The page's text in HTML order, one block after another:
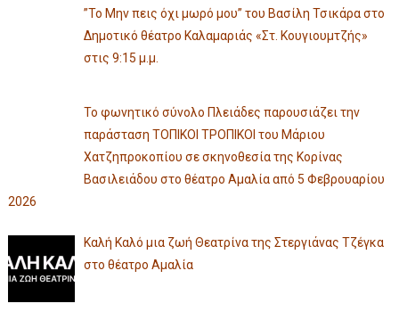
”Το Μην πεις όχι μωρό μου” του Βασίλη Τσικάρα στο
Δημοτικό θέατρο Καλαμαριάς «Στ. Κουγιουμτζής»
στις 9:15 μ.μ.
Το φωνητικό σύνολο Πλειάδες παρουσιάζει την
παράσταση ΤΟΠΙΚΟΙ ΤΡΟΠΙΚΟΙ του Μάριου
Χατζηπροκοπίου σε σκηνοθεσία της Κορίνας
Βασιλειάδου στο θέατρο Αμαλία από 5 Φεβρουαρίου
2026
Καλή Καλό μια ζωή Θεατρίνα της Στεργιάνας Τζέγκα
στο θέατρο Αμαλία